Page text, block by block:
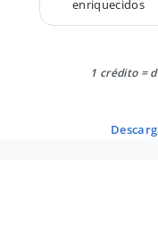
enriquecidos
1 crédito =